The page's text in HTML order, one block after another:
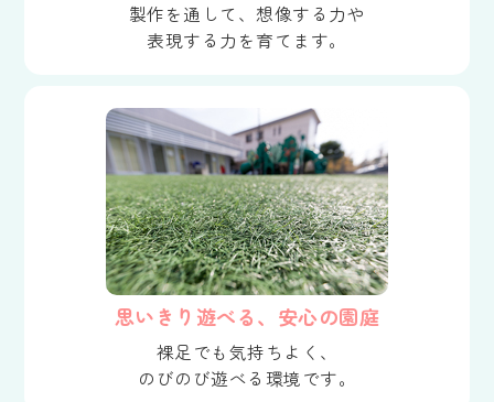
製作を通して、想像する力や
表現する力を育てます。
思いきり遊べる、安心の園庭
裸足でも気持ちよく、
のびのび遊べる環境です。